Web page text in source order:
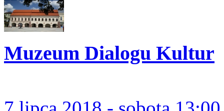
Muzeum Dialogu Kultur